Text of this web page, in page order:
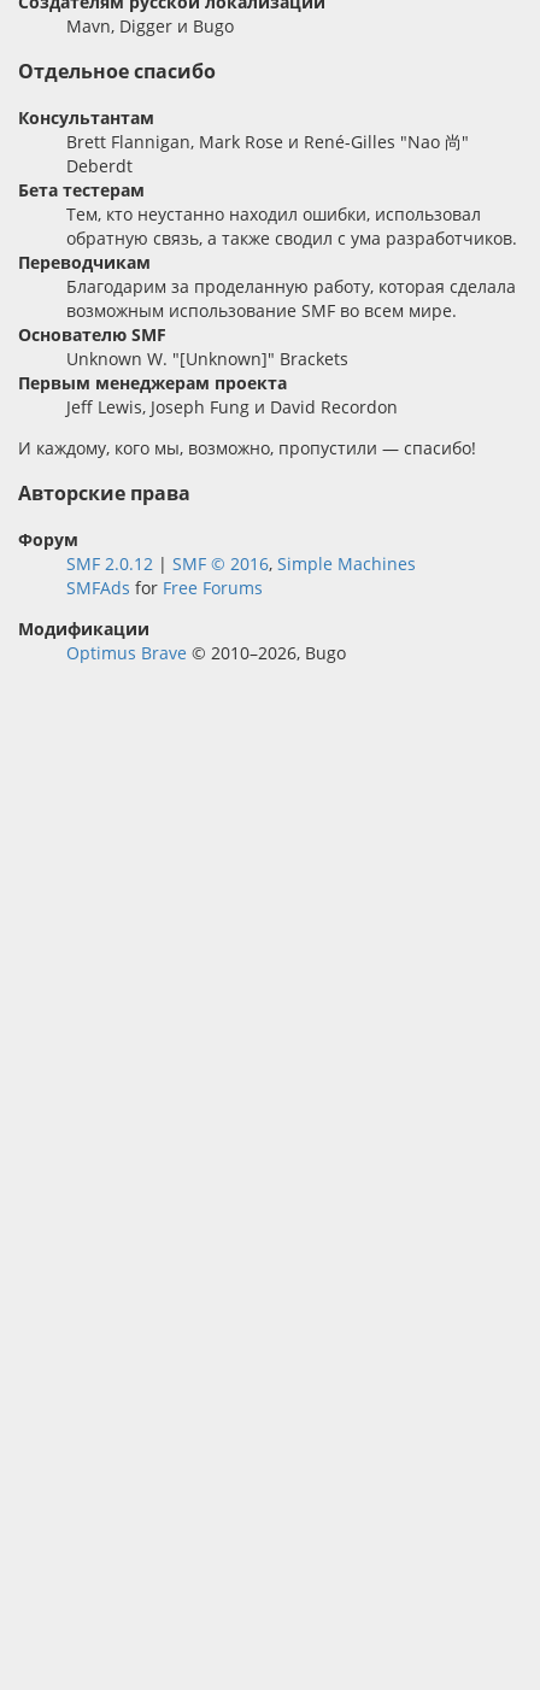
Mavn, Digger и Bugo
Отдельное спасибо
Консультантам
Brett Flannigan, Mark Rose и René-Gilles "Nao 尚"
Deberdt
Бета тестерам
Тем, кто неустанно находил ошибки, использовал
обратную связь, а также сводил с ума разработчиков.
Переводчикам
Благодарим за проделанную работу, которая сделала
возможным использование SMF во всем мире.
Основателю SMF
Unknown W. "[Unknown]" Brackets
Первым менеджерам проекта
Jeff Lewis, Joseph Fung и David Recordon
И каждому, кого мы, возможно, пропустили — спасибо!
Авторские права
Форум
SMF 2.0.12 | SMF © 2016, Simple Machines
SMFAds for Free Forums
Модификации
Optimus Brave © 2010–2026, Bugo